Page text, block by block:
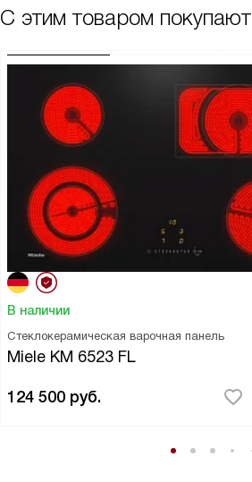
С этим товаром покупают
В наличии
Стеклокерамическая варочная панель
Miele KM 6523 FL
124 500 руб.